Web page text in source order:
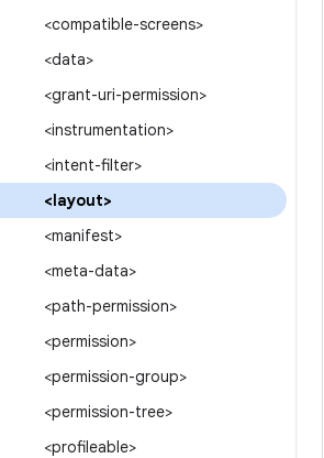
<compatible-screens>
<data>
<grant-uri-permission>
<instrumentation>
<intent-filter>
<layout>
<manifest>
<meta-data>
<path-permission>
<permission>
<permission-group>
<permission-tree>
<profileable>